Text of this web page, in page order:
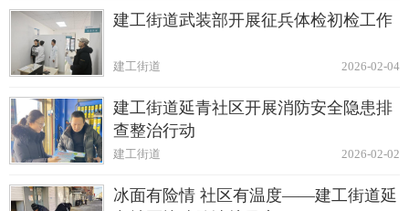
建工街道武装部开展征兵体检初检工作
2026-02-04
建工街道
建工街道延青社区开展消防安全隐患排
查整治行动
2026-02-02
建工街道
冰面有险情 社区有温度——建工街道延